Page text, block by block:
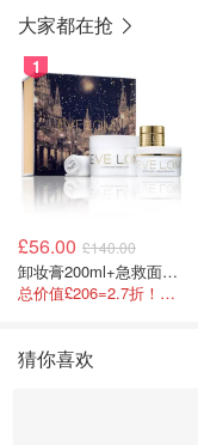
大家都在抢
1
£56.00 £140.00
卸妆膏200ml+急救面膜100ml+青春面霜15ml
总价值£206=2.7折！闭眼冲这套！
猜你喜欢